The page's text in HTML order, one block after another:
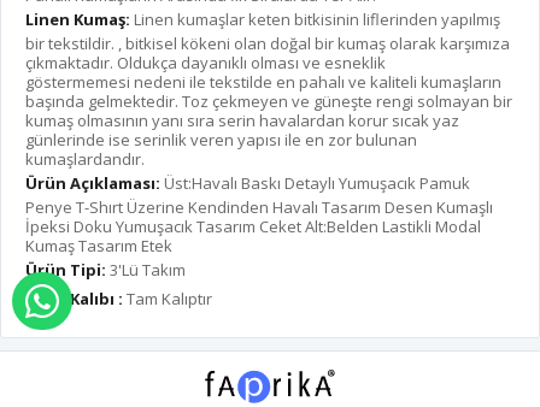
Linen Kumaş: Linen kumaşlar keten bitkisinin liflerinden yapılmış
bir tekstildir. , bitkisel kökeni olan doğal bir kumaş olarak karşımıza
çıkmaktadır. Oldukça dayanıklı olması ve esneklik
göstermemesi nedeni ile tekstilde en pahalı ve kaliteli kumaşların
başında gelmektedir. Toz çekmeyen ve güneşte rengi solmayan bir
kumaş olmasının yanı sıra serin havalardan korur sıcak yaz
günlerinde ise serinlik veren yapısı ile en zor bulunan
kumaşlardandır.
Ürün Açıklaması: Üst:Havalı Baskı Detaylı Yumuşacık Pamuk
Penye T-Shırt Üzerine Kendinden Havalı Tasarım Desen Kumaşlı
İpeksi Doku Yumuşacık Tasarım Ceket Alt:Belden Lastikli Modal
Kumaş Tasarım Etek
Ürün Tipi: 3'Lü Takım
Ürün Kalıbı : Tam Kalıptır
WHATSAPP İLE SİPARİŞ VER